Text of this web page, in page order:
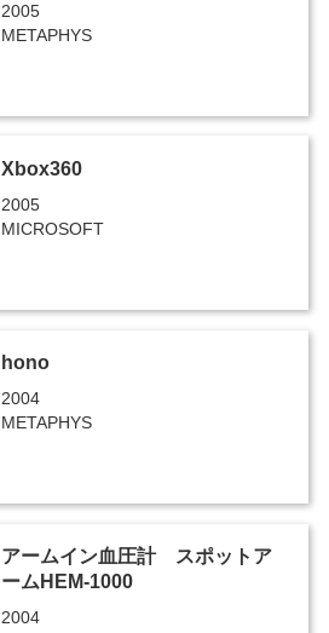
2005
METAPHYS
Xbox360
2005
MICROSOFT
hono
2004
METAPHYS
アームイン血圧計 スポットア
ームHEM-1000
2004